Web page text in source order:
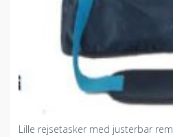
Lille rejsetasker med justerbar rem